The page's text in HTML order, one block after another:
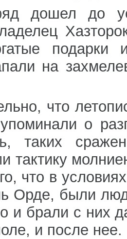
дошел до
на
что
о
таких
тактику
что в
Орде, были
и брали с них
и после нее.